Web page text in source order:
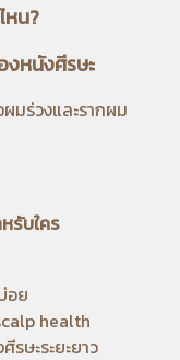
หน?
งหนังศีรษะ
มร่วงและรากผม
รับใคร
อย
health
ษะระยะยาว